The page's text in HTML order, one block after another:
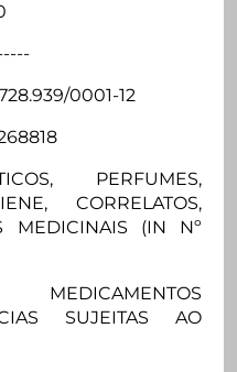
0001-12
PERFUMES,
CORRELATOS,
MEDICINAIS (IN Nº
SUJEITAS AO